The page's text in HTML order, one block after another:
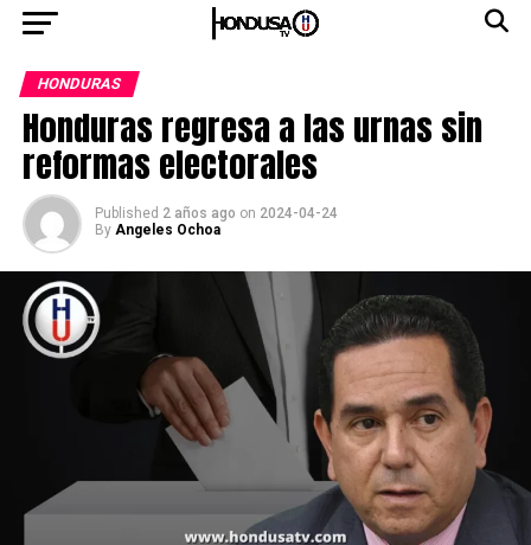
HONDURAS
Honduras regresa a las urnas sin
reformas electorales
Published 2 años ago on 2024-04-24
By Angeles Ochoa